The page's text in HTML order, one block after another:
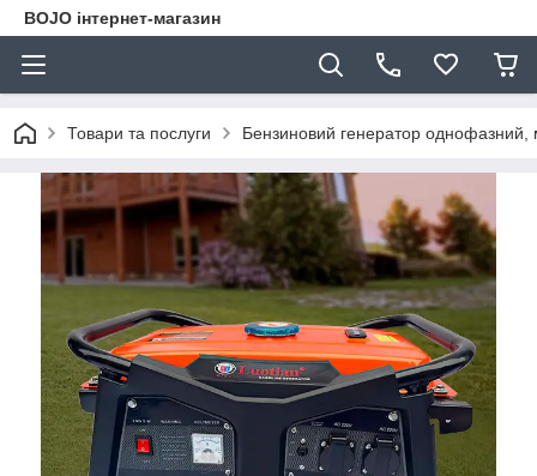
BOJO інтернет-магазин
Товари та послуги Бензиновий генератор однофазний,